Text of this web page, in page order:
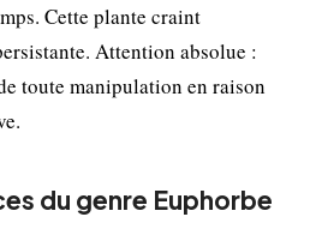
Cette plante craint
Attention absolue :
toute manipulation en raison
du genre Euphorbe